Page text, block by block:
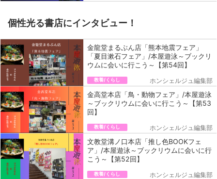
個性光る書店にインタビュー！
金龍堂まるぶん店「熊本地震フェア」
「夏目漱石フェア」/本屋遊泳～ブックリ
ウムに会いに行こう～【第54回】
教養/くらし ホンシェルジュ編集部
金高堂本店「鳥・動物フェア」/本屋遊泳
～ブックリウムに会いに行こう～【第53
回】
教養/くらし ホンシェルジュ編集部
文教堂溝ノ口本店「推し色BOOKフェ
ア」/本屋遊泳～ブックリウムに会いに行
こう～【第52回】
教養/くらし ホンシェルジュ編集部